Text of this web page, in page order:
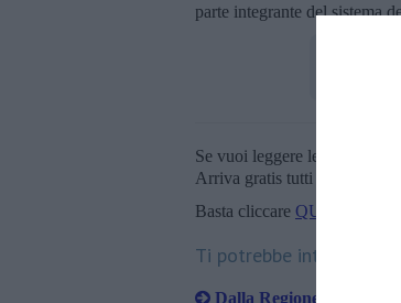
parte integrante del sistema
Se vuoi leggere le notizie
Arriva gratis tutti i giorni alle
Basta cliccare QUI
Ti potrebbe interessare
Dalla Regione 3 milioni